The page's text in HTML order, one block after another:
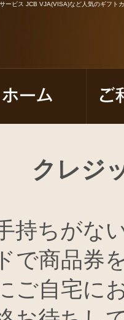
ービス JCB VJA(VISA)など人気のギフト
クレジ
持ちがな
ドで商品券
ご自宅に